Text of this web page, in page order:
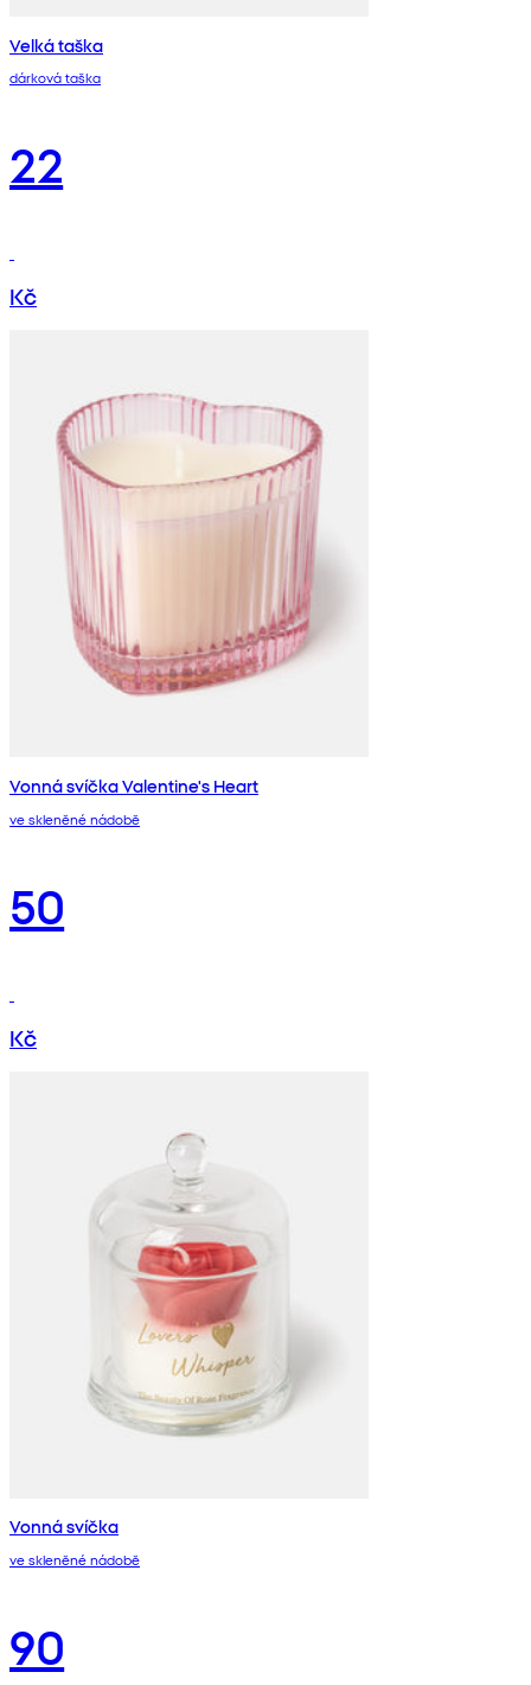
Velká taška
dárková taška
22
Kč
Vonná svíčka Valentine's Heart
ve skleněné nádobě
50
Kč
Vonná svíčka
ve skleněné nádobě
90